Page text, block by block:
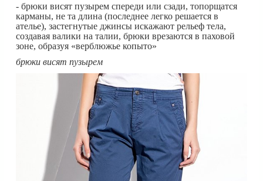
- брюки висят пузырем спереди или сзади, топорщатся
карманы, не та длина (последнее легко решается в
ателье), застегнутые джинсы искажают рельеф тела,
создавая валики на талии, брюки врезаются в паховой
зоне, образуя «верблюжье копыто»
брюки висят пузырем